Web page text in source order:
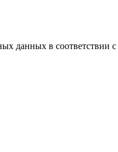
данных в соответствии с